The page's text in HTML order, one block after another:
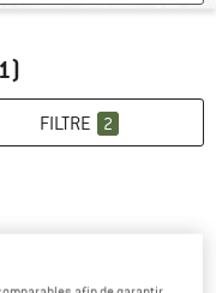
FILTRE 2